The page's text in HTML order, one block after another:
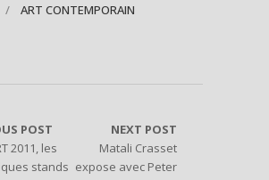
ART CONTEMPORAIN
POST
2011, les
stands
NEXT POST
Matali Crasset
expose avec Peter